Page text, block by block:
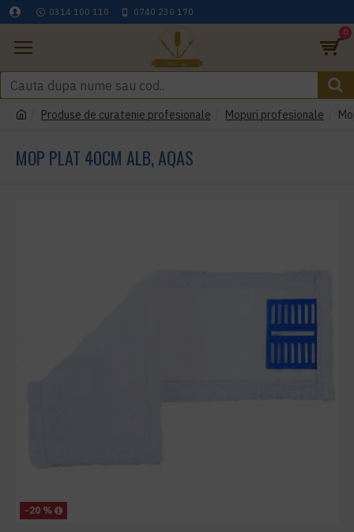
0314 100 110 0740 230 170
0
Produse de curatenie profesionale Mopuri profesionale
MOP PLAT 40CM ALB, AQAS
-20 %